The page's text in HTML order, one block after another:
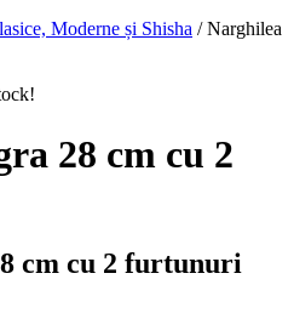
Moderne și Shisha / Narghilea
28 cm cu 2
cm cu 2 furtunuri